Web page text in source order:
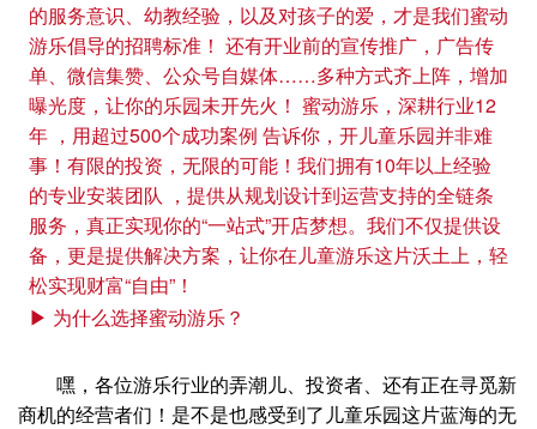
的服务意识、幼教经验，以及对孩子的爱，才是我们蜜动
游乐倡导的招聘标准！ 还有开业前的宣传推广，广告传
单、微信集赞、公众号自媒体……多种方式齐上阵，增加
曝光度，让你的乐园未开先火！ 蜜动游乐，深耕行业12
年 ，用超过500个成功案例 告诉你，开儿童乐园并非难
事！有限的投资，无限的可能！我们拥有10年以上经验
的专业安装团队 ，提供从规划设计到运营支持的全链条
服务，真正实现你的“一站式”开店梦想。我们不仅提供设
备，更是提供解决方案，让你在儿童游乐这片沃土上，轻
松实现财富“自由”！
▶ 为什么选择蜜动游乐？
嘿，各位游乐行业的弄潮儿、投资者、还有正在寻觅新
商机的经营者们！是不是也感受到了儿童乐园这片蓝海的无